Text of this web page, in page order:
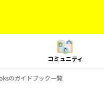
コミュニティ
のガイドブック一覧